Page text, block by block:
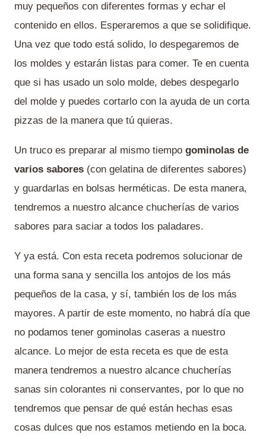
muy pequeños con diferentes formas y echar el
contenido en ellos. Esperaremos a que se solidifique.
Una vez que todo está solido, lo despegaremos de
los moldes y estarán listas para comer. Te en cuenta
que si has usado un solo molde, debes despegarlo
del molde y puedes cortarlo con la ayuda de un corta
pizzas de la manera que tú quieras.
Un truco es preparar al mismo tiempo gominolas de
varios sabores (con gelatina de diferentes sabores)
y guardarlas en bolsas herméticas. De esta manera,
tendremos a nuestro alcance chucherías de varios
sabores para saciar a todos los paladares.
Y ya está. Con esta receta podremos solucionar de
una forma sana y sencilla los antojos de los más
pequeños de la casa, y sí, también los de los más
mayores. A partir de este momento, no habrá día que
no podamos tener gominolas caseras a nuestro
alcance. Lo mejor de esta receta es que de esta
manera tendremos a nuestro alcance chucherías
sanas sin colorantes ni conservantes, por lo que no
tendremos que pensar de qué están hechas esas
cosas dulces que nos estamos metiendo en la boca.